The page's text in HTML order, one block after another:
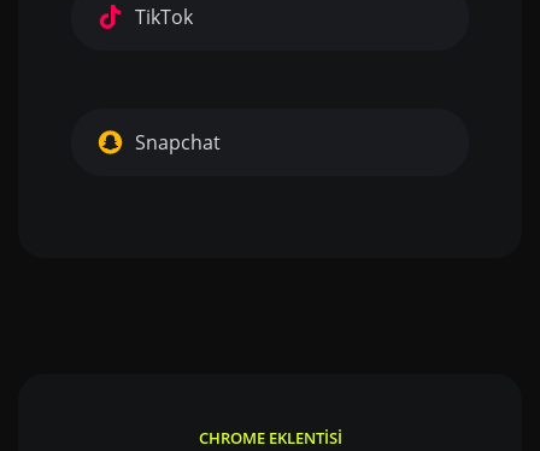
TikTok
Snapchat
CHROME EKLENTISI